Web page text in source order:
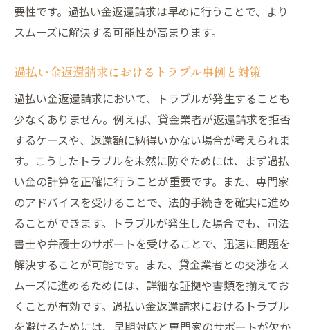
実際の返還請求の流れとそのポイント
過払い金返還請求の成功体験から学ぶ
ス
大阪府での過払い金返還成功の秘訣専門家が伝
授するポイント
専門家が教える過払い金返還のポイント
大阪府での成功する過払い金返還の秘訣
過払い金返還請求の専門家からのアドバイ
成功するための過払い金返還請求のステッ
プ
大阪府での実践的な過払い金返還の方法
専門家が伝授する過払い金返還の成功事例
要性です。過払い金返還請求は早めに行うことで、より
スムーズに解決する可能性が高まります。
過払い金返還請求におけるトラブル事例と対策
過払い金返還請求において、トラブルが発生することも
少なくありません。例えば、貸金業者が返還請求を拒否
するケースや、返還額に納得いかない場合が考えられま
す。こうしたトラブルを未然に防ぐためには、まず過払
い金の計算を正確に行うことが重要です。また、専門家
のアドバイスを受けることで、法的手続きを確実に進め
ることができます。トラブルが発生した場合でも、司法
書士や弁護士のサポートを受けることで、迅速に問題を
解決することが可能です。また、貸金業者との交渉をス
ムーズに進めるためには、詳細な証拠や書類を揃えてお
くことが有効です。過払い金返還請求におけるトラブル
を避けるためには、早期対応と専門家のサポートが欠か